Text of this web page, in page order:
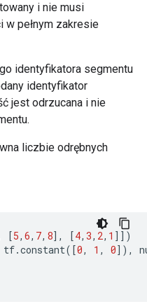
i nie musi
pełnym zakresie
identyfikatora segmentu
identyfikator
jest odrzucana i nie
liczbie odrębnych
[5, 6, 7, 8], [4, 3, 2, 1 ]])
tf.constant([0, 1 , 0]),